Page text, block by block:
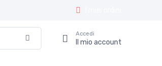
Conferma Accedi
Il mio account